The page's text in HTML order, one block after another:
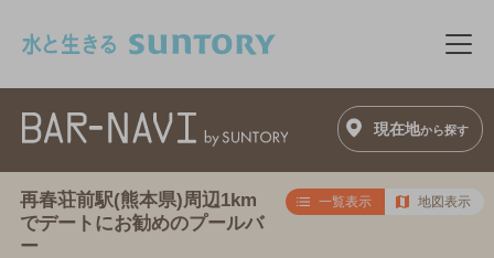
メ
現在地から探す
再春荘前駅(熊本県)周辺1km
でデートにお勧めのプールバ
ー
一覧表示 地図表示